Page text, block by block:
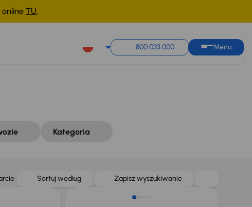
TU.
800 033 000 Menu
Kategoria
Sortuj według Zapisz wyszukiwanie
Taniej o 1 500 zł